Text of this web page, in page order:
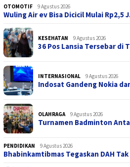
OTOMOTIF 9 Agustus 2026
Wuling Air ev Bisa Dicicil Mulai Rp2,5
KESEHATAN 9 Agustus 2026
36 Pos Lansia Tersebar di
INTERNASIONAL 9 Agustus 2026
Indosat Gandeng Nokia
OLAHRAGA 9 Agustus 2026
Turnamen Badminton
PENDIDIKAN 9 Agustus 2026
Bhabinkamtibmas Tegaskan DAH